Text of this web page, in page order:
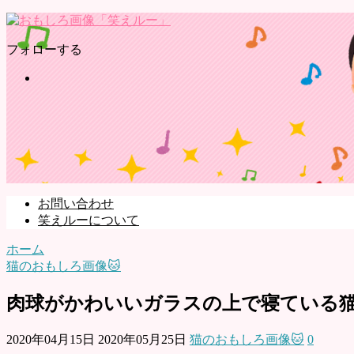
フォローする
お問い合わせ
笑えルーについて
ホーム
猫のおもしろ画像🐱
肉球がかわいいガラスの上で寝ている
2020年04月15日 2020年05月25日 猫のおもしろ画像🐱 0